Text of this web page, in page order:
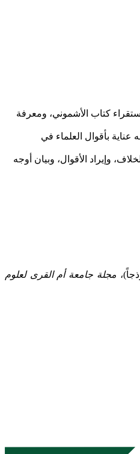
كتاب الأشموني، ومعرفة
بأقوال العلماء في
وإيراد الأقوال، وبيان أوجه
مجلة جامعة أم القرى لعلوم